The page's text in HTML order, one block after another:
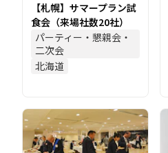
【札幌】サマープラン試
食会（来場社数20社）
パーティー・懇親会・
二次会
北海道